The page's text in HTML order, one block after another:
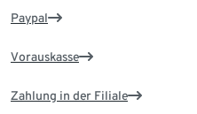
Paypal
Vorauskasse
Zahlung in der Filiale